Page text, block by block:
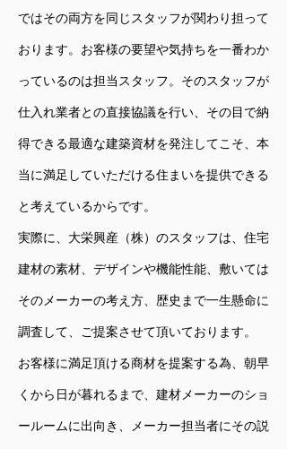
ではその両方を同じスタッフが関わり担って
おります。お客様の要望や気持ちを一番わか
っているのは担当スタッフ。そのスタッフが
仕入れ業者との直接協議を行い、その目で納
得できる最適な建築資材を発注してこそ、本
当に満足していただける住まいを提供できる
と考えているからです。
実際に、大栄興産（株）のスタッフは、住宅
建材の素材、デザインや機能性能、敷いては
そのメーカーの考え方、歴史まで一生懸命に
調査して、ご提案させて頂いております。
お客様に満足頂ける商材を提案する為、朝早
くから日が暮れるまで、建材メーカーのショ
ールームに出向き、メーカー担当者にその説